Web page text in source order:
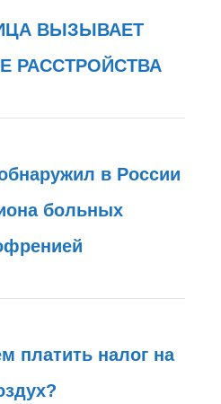
ВЫЗЫВАЕТ
РАССТРОЙСТВА
в России
больных
платить налог на